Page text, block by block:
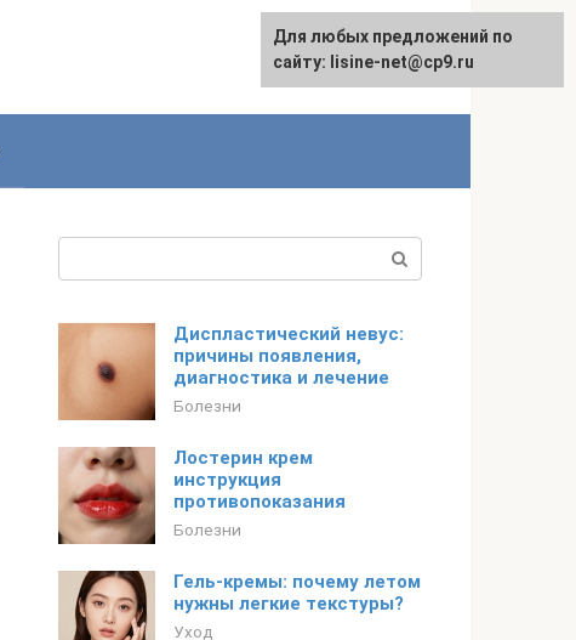
Диспластический невус:
причины появления,
диагностика и лечение
Болезни
Лостерин крем
инструкция
противопоказания
Болезни
Гель-кремы: почему летом
нужны легкие текстуры?
Уход
Для любых предложений по
сайту: lisine-net@cp9.ru